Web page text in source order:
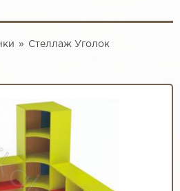
Стеллаж Уголок